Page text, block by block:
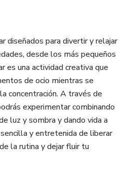
diseñados para divertir y relajar
desde los más pequeños
es una actividad creativa que
de ocio mientras se
concentración. A través de
experimentar combinando
luz y sombra y dando vida a
y entretenida de liberar
la rutina y dejar fluir tu